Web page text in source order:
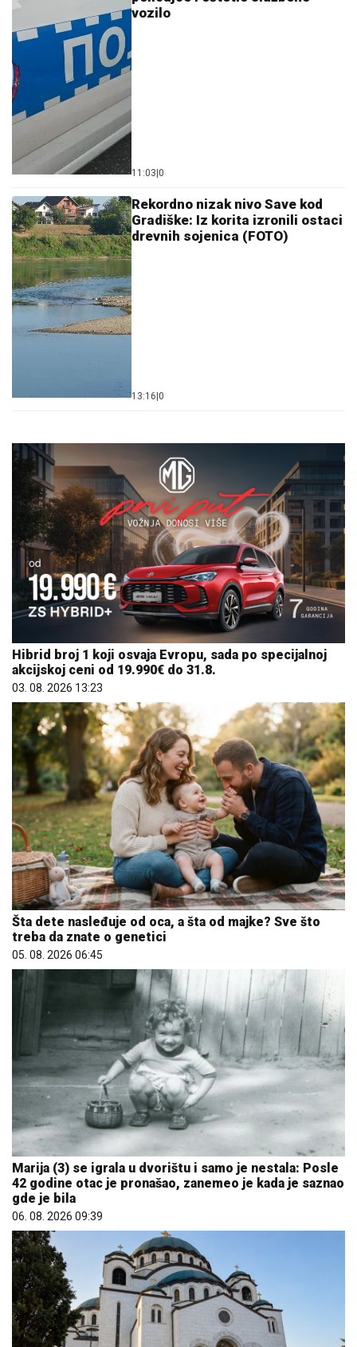
vozilo
11:03 0
Rekordno nizak nivo Save kod
Gradiške: Iz korita izronili ostaci
drevnih sojenica (FOTO)
13:16 0
Hibrid broj 1 koji osvaja Evropu, sada po specijalnoj
akcijskoj ceni od 19.990€ do 31.8.
03. 08. 2026 13:23
Šta dete nasleđuje od oca, a šta od majke? Sve što
treba da znate o genetici
05. 08. 2026 06:45
Marija (3) se igrala u dvorištu i samo je nestala: Posle
42 godine otac je pronašao, zanemeo je kada je saznao
gde je bila
06. 08. 2026 09:39